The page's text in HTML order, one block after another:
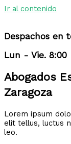
Ir al contenido
Despachos en
Lun - Vie. 8:00
Abogados
Zaragoza
Lorem ipsum
elit tellus, luctus
leo.